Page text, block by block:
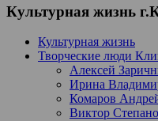
Культурная жизнь
Культурная жизнь
Творческие люди
Алексей
Ирина
Комаров
Виктор